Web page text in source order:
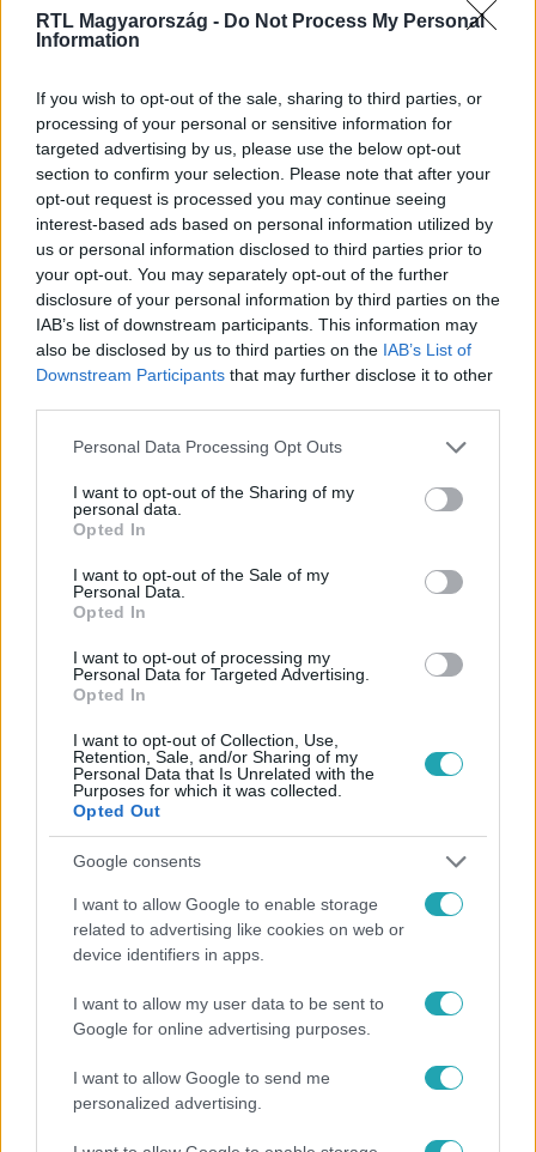
RTL Magyarország - Do Not Process My Personal
Information
If you wish to opt-out of the sale, sharing to third parties, or
processing of your personal or sensitive information for
targeted advertising by us, please use the below opt-out
section to confirm your selection. Please note that after your
opt-out request is processed you may continue seeing
interest-based ads based on personal information utilized by
us or personal information disclosed to third parties prior to
your opt-out. You may separately opt-out of the further
disclosure of your personal information by third parties on the
IAB’s list of downstream participants. This information may
also be disclosed by us to third parties on the IAB’s List of
Downstream Participants that may further disclose it to other
Please note that this website/app uses one or more Google
not limited to your visit or usage behaviour. You may click to
grant or deny consent to Google and its third-party tags to
use your data for below specified purposes in below Google
consent section.
Personal Data Processing Opt Outs
I want to opt-out of the Sharing of my
personal data.
Opted In
I want to opt-out of the Sale of my
Personal Data.
Opted In
I want to opt-out of processing my
Personal Data for Targeted Advertising.
Opted In
I want to opt-out of Collection, Use,
Retention, Sale, and/or Sharing of my
Personal Data that Is Unrelated with the
Purposes for which it was collected.
Opted Out
Google consents
I want to allow Google to enable storage
related to advertising like cookies on web or
device identifiers in apps.
I want to allow my user data to be sent to
Google for online advertising purposes.
I want to allow Google to send me
personalized advertising.
legyen a Google-találatokban!
Kövess minket, és értesülj a friss hírekről a
Facebookon is!
Követem
FÓKUSZ #BULVÁR #RÁCZ JENŐ
EXTRA VIDEÓK
KISLÁNY #KAMILLA #BOLDOGSÁG
Népszerű